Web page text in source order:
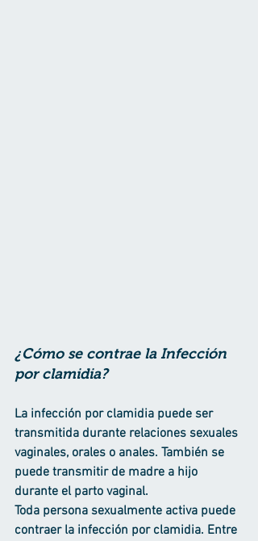
¿Cómo se contrae la Infección
por clamidia?
La infección por clamidia puede ser
transmitida durante relaciones sexuales
vaginales, orales o anales. También se
puede transmitir de madre a hijo
durante el parto vaginal.
Toda persona sexualmente activa puede
contraer la infección por clamidia. Entre